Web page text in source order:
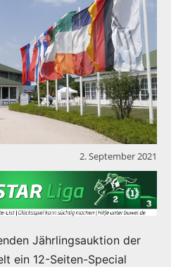
2. September 2021
Jährlingsauktion der
ein 12-Seiten-Special